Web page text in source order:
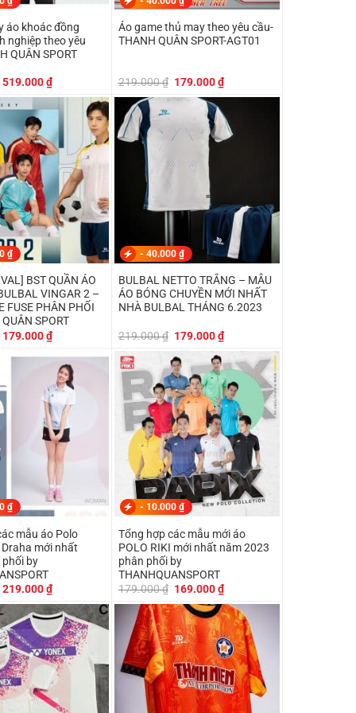
áo khoác đồng
nghiệp theo yêu
QUÂN SPORT
Giá
là:
550.000 ₫.
519.000₫Giá
hiện
là:
519.000 ₫.
Áo game thủ may theo yêu cầu-
THANH QUÂN SPORT-AGT01
219.000₫ Giá
là:
219.000 ₫.
179.000₫Giá
hiện
là:
179.000 ₫.
₫
BST QUẦN ÁO
VINGAR 2 –
FUSE PHÂN PHỐI
SPORT
Giá
là:
179.000₫Giá
hiện
tại
là:
179.000 ₫.
- 40.000 ₫
BULBAL NETTO TRẮNG – MẪU
ÁO BÓNG CHUYỀN MỚI NHẤT
NHÀ BULBAL THÁNG 6.2023
219.000₫ Giá
là:
219.000 ₫.
179.000₫Giá
hiện
là:
179.000 ₫.
₫
mẫu áo Polo
mới nhất
by
Giá
là:
239.000 ₫.
219.000₫Giá
hiện
tại
là:
219.000 ₫.
- 10.000 ₫
Tổng hợp các mẫu mới áo
POLO RIKI mới nhất năm 2023
phân phối by
THANHQUANSPORT
179.000₫ Giá
là:
179.000 ₫.
169.000₫Giá
hiện
tại
là:
169.000 ₫.